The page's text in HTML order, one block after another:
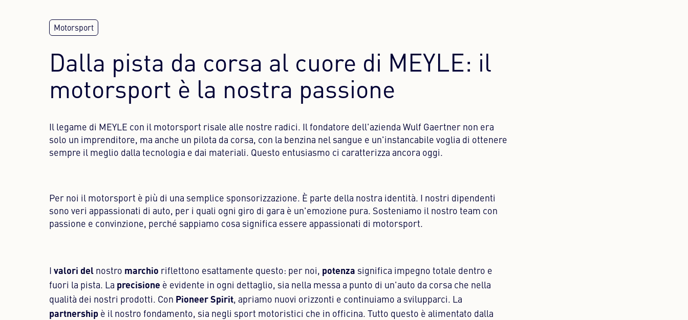
Dalla pista da corsa al cuore di MEYLE: il
motorsport è la nostra passione
Il legame di MEYLE con il motorsport risale alle nostre radici. Il fondatore dell'azienda Wulf Gaertner non era
solo un imprenditore, ma anche un pilota da corsa, con la benzina nel sangue e un'instancabile voglia di ottenere
sempre il meglio dalla tecnologia e dai materiali. Questo entusiasmo ci caratterizza ancora oggi.
Per noi il motorsport è più di una semplice sponsorizzazione. È parte della nostra identità. I nostri dipendenti
sono veri appassionati di auto, per i quali ogni giro di gara è un'emozione pura. Sosteniamo il nostro team con
passione e convinzione, perché sappiamo cosa significa essere appassionati di motorsport.
I valori del nostro marchio riflettono esattamente questo: per noi, potenza significa impegno totale dentro e
fuori la pista. La precisione è evidente in ogni dettaglio, sia nella messa a punto di un'auto da corsa che nella
qualità dei nostri prodotti. Con Pioneer Spirit, apriamo nuovi orizzonti e continuiamo a svilupparci. La
partnership è il nostro fondamento, sia negli sport motoristici che in officina. Tutto questo è alimentato dalla